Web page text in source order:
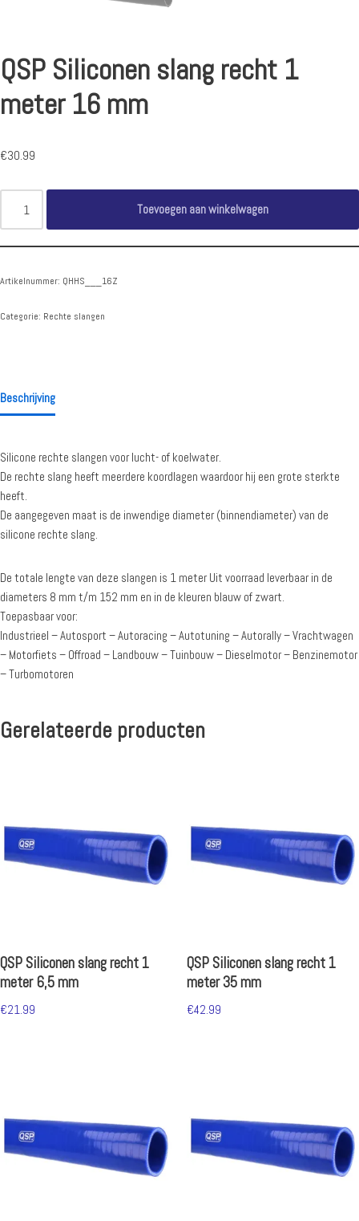
QSP Siliconen slang recht 1
meter 16 mm
€30.99
Toevoegen aan winkelwagen
Artikelnummer: QHHS___16Z
Categorie: Rechte slangen
Beschrijving
Silicone rechte slangen voor lucht- of koelwater.
De rechte slang heeft meerdere koordlagen waardoor hij een grote sterkte
heeft.
De aangegeven maat is de inwendige diameter (binnendiameter) van de
silicone rechte slang.
De totale lengte van deze slangen is 1 meter Uit voorraad leverbaar in de
diameters 8 mm t/m 152 mm en in de kleuren blauw of zwart.
Toepasbaar voor:
Industrieel – Autosport – Autoracing – Autotuning – Autorally – Vrachtwagen
– Motorfiets – Offroad – Landbouw – Tuinbouw – Dieselmotor – Benzinemotor
– Turbomotoren
Gerelateerde producten
QSP Siliconen slang recht 1
meter 6,5 mm
€21.99
QSP Siliconen slang recht 1
meter 35 mm
€42.99